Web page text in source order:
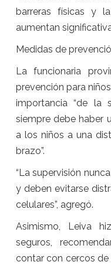
barreras físicas y
aumentan
Medidas de
La funcionaria
prevención para
importancia “de la
siempre debe haber
a los niños a una
brazo”.
“La supervisión
y deben evitarse
celulares”, agregó.
Asimismo, Leiva
seguros,
contar con cercos de